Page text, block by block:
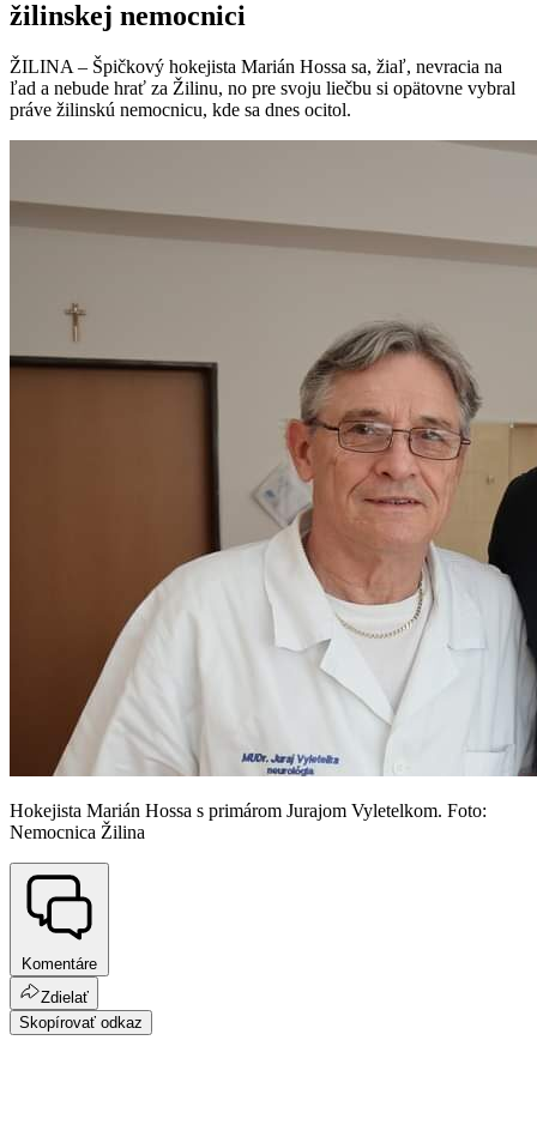
žilinskej nemocnici
ŽILINA – Špičkový hokejista Marián Hossa sa, žiaľ, nevracia na
ľad a nebude hrať za Žilinu, no pre svoju liečbu si opätovne vybral
práve žilinskú nemocnicu, kde sa dnes ocitol.
Hokejista Marián Hossa s primárom Jurajom Vyletelkom. Foto:
Nemocnica Žilina
Komentáre
Zdielať
Skopírovať odkaz